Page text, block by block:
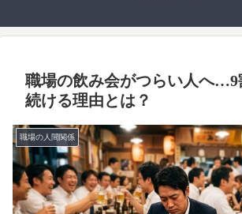
職場の飲み会がつらい人へ…9
続ける理由とは？
職場の人間関係